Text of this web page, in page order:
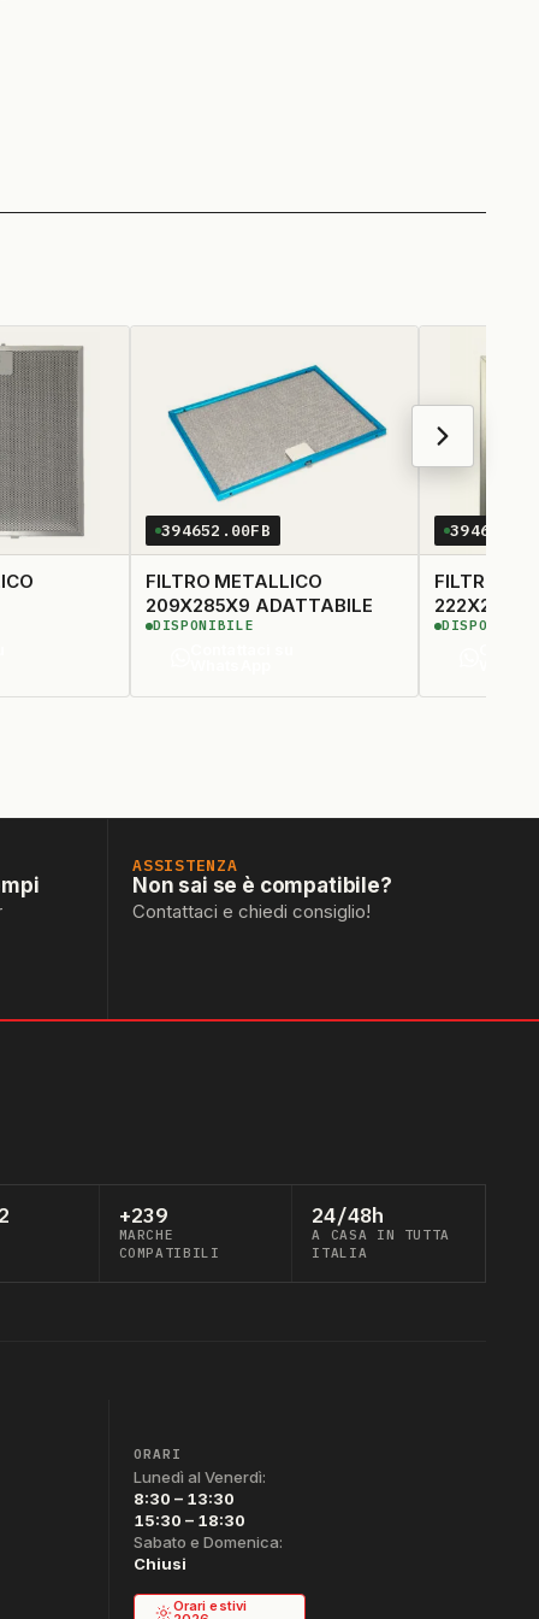
394652.00FB
FILTRO METALLICO
209X285X9 ADATTABILE
DISPONIBILE
FILTRO
ASSISTENZA
Non sai se è compatibile?
Contattaci e chiedi consiglio!
+239
MARCHE
COMPATIBILI
24/48h
A CASA IN TUTTA
ITALIA
ORARI
Lunedì al Venerdì:
8:30 – 13:30
15:30 – 18:30
Sabato e Domenica:
Chiusi
Orari estivi